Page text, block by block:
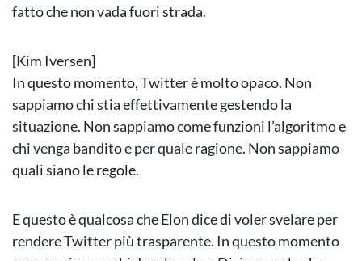
fatto che non vada fuori strada.
[Kim Iversen]
In questo momento, Twitter è molto opaco. Non
sappiamo chi stia effettivamente gestendo la
situazione. Non sappiamo come funzioni l’algoritmo e
chi venga bandito e per quale ragione. Non sappiamo
quali siano le regole.
E questo è qualcosa che Elon dice di voler svelare per
rendere Twitter più trasparente. In questo momento